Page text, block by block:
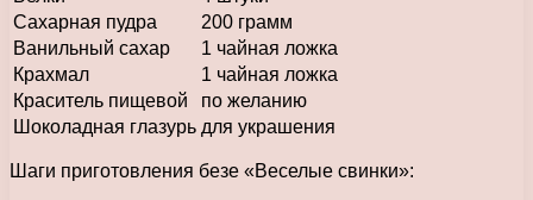
Сахарная пудра
200 грамм
Ванильный сахар
1 чайная ложка
Крахмал
1 чайная ложка
Краситель пищевой
по желанию
Шоколадная глазурь для украшения
Шаги приготовления безе «Веселые свинки»: